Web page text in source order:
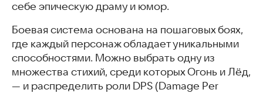
себе эпическую драму и юмор.
Боевая система основана на пошаговых боях,
где каждый персонаж обладает уникальными
способностями. Можно выбрать одну из
множества стихий, среди которых Огонь и Лёд,
— и распределить роли DPS (Damage Per